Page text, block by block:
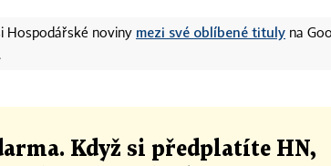
Hospodářské noviny mezi své oblíbené tituly na
Když si předplatíte HN,